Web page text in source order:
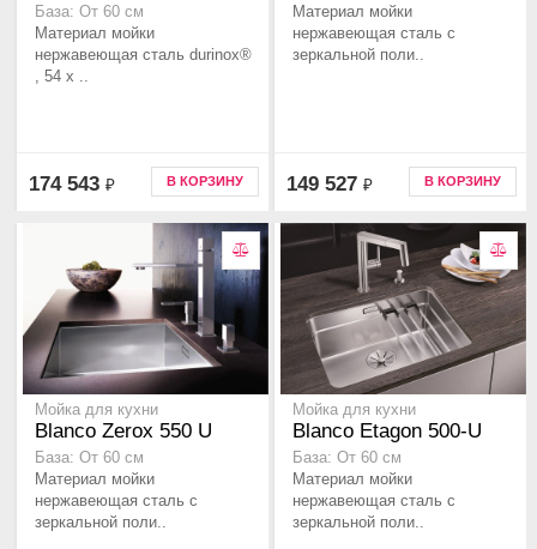
База: От 60 см
Материал мойки
нержавеющая сталь durinox®
, 54 x ..
174 543 ₽ В КОРЗИНУ
Материал мойки
нержавеющая сталь с
зеркальной поли..
149 527 ₽ В КОРЗИНУ
Мойка для кухни
Blanco Zerox 550 U
База: От 60 см
Материал мойки
нержавеющая сталь с
зеркальной поли..
Мойка для кухни
Blanco Etagon 500-U
База: От 60 см
Материал мойки
нержавеющая сталь с
зеркальной поли..